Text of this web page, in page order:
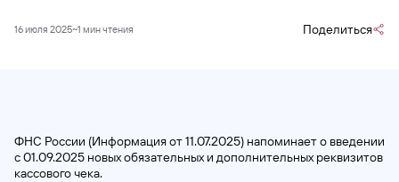
16 июля 2025~1 мин чтения Поделиться
ФНС России (Информация от 11.07.2025) напоминает о введении
с 01.09.2025 новых обязательных и дополнительных реквизитов
кассового чека.